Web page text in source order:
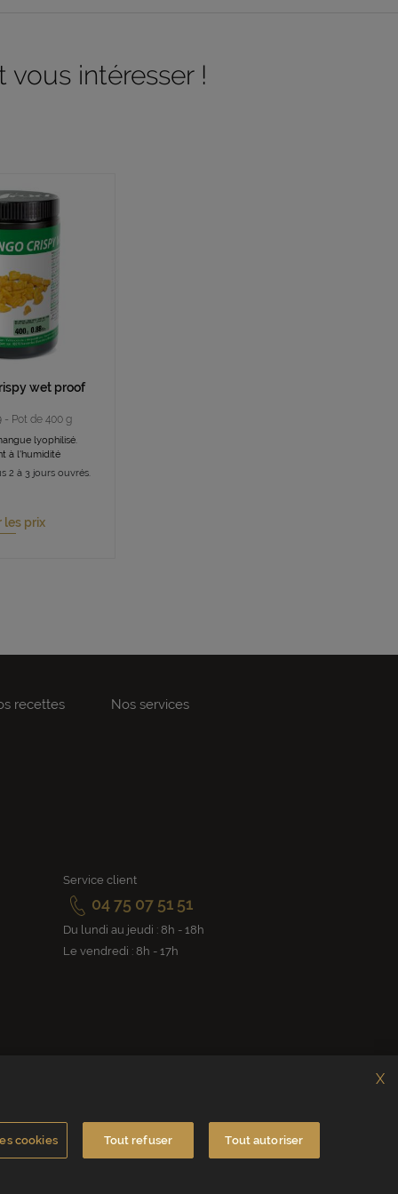
intéresser !
wet proof
- Pot de 400 g
lyophilisé.
à l'humidité
2 à 3 jours ouvrés.
les prix
recettes Nos services
Service client
04 75 07 51 51
Du lundi au jeudi : 8h - 18h
Le vendredi : 8h - 17h
cookies Tout refuser Tout autoriser
X